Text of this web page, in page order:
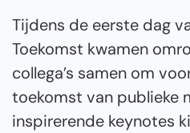
Tijdens de eerste dag
Toekomst kwamen
collega’s samen om
toekomst van publieke
inspirerende keynotes